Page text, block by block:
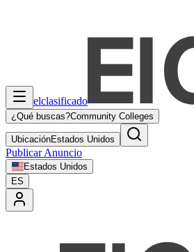
elclasificado
¿Qué buscas?Community Colleges
UbicaciónEstados Unidos
Publicar Anuncio
Estados Unidos
ES